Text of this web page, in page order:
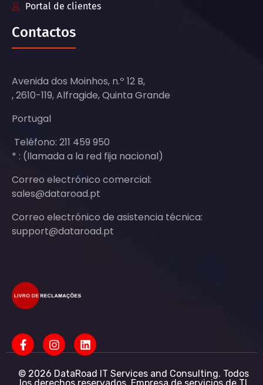
Portal de clientes
Contactos
Avenida dos Moinhos, n.º 12 B,
, 2610-119, Alfragide, Quinta Grande
Portugal
Teléfono: 211 459 950
* : (llamada a la red fija nacional)
Correo electrónico comercial:
sales@dataroad.pt
Correo electrónico de asistencia técnica:
support@dataroad.pt
© 2026 DataRoad IT Services and Consulting. Todos